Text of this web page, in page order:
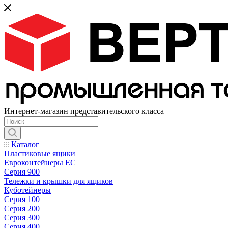
Интернет-магазин представительского класса
Каталог
Пластиковые ящики
Евроконтейнеры ЕС
Серия 900
Тележки и крышки для ящиков
Куботейнеры
Серия 100
Серия 200
Серия 300